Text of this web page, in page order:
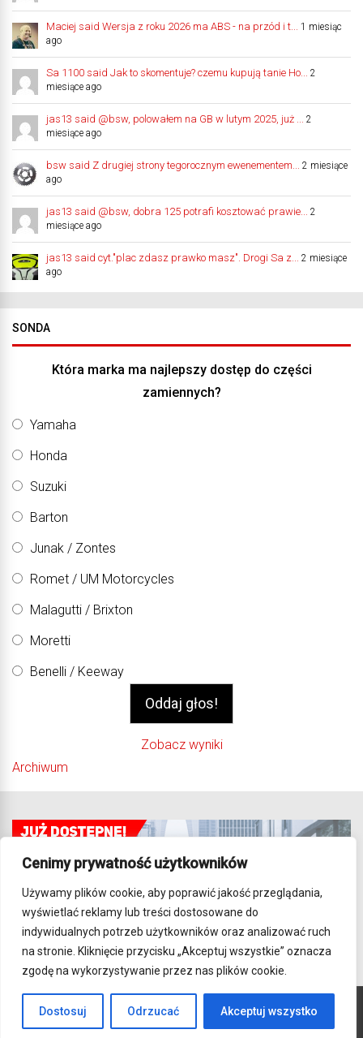
Cenimy prywatność użytkowników
Używamy plików cookie, aby poprawić jakość przeglądania,
wyświetlać reklamy lub treści dostosowane do
indywidualnych potrzeb użytkowników oraz analizować ruch
na stronie. Kliknięcie przycisku „Akceptuj wszystkie” oznacza
zgodę na wykorzystywanie przez nas plików cookie.
Dostosuj Odrzucać Akceptuj wszystko
Maciej said Wersja z roku 2026 ma ABS - na przód i t...
1 miesiąc
ago
Sa 1100 said Jak to skomentuje? czemu kupują tanie Ho...
2
miesiące ago
jas13 said @bsw, polowałem na GB w lutym 2025, już ...
2
miesiące ago
bsw said Z drugiej strony tegorocznym ewenementem...
2 miesiące
ago
jas13 said @bsw, dobra 125 potrafi kosztować prawie...
2
miesiące ago
jas13 said cyt."plac zdasz prawko masz". Drogi Sa z...
2 miesiące
ago
SONDA
Która marka ma najlepszy dostęp do części
zamiennych?
Yamaha
Honda
Suzuki
Barton
Junak / Zontes
Romet / UM Motorcycles
Malagutti / Brixton
Moretti
Benelli / Keeway
Zobacz wyniki
Archiwum
Wszelkie prawa zastrzeżone. Strona używa Cookies.